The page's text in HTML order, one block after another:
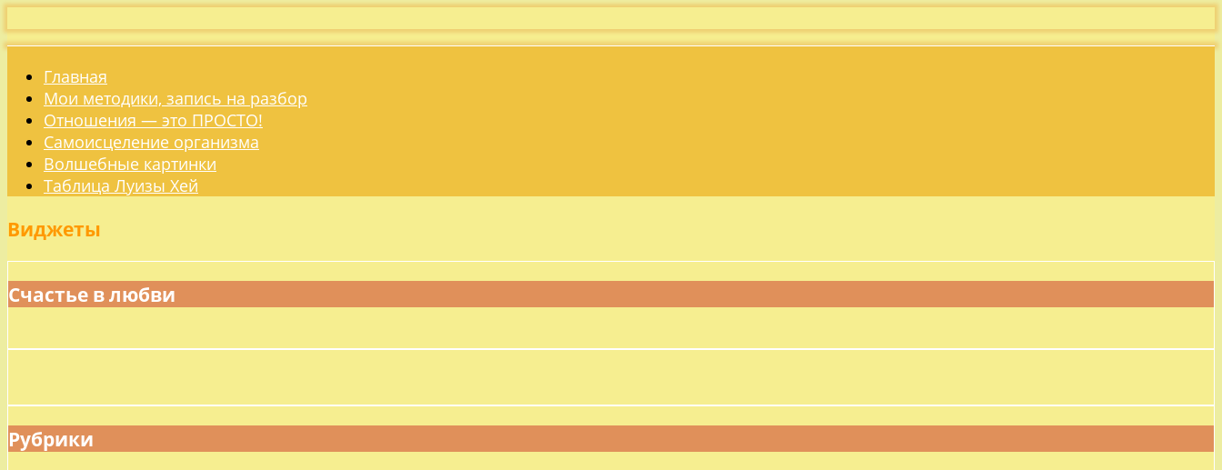
Главная
Мои методики, запись на разбор
Отношения — это ПРОСТО!
Самоисцеление организма
Волшебные картинки
Таблица Луизы Хей
Виджеты
Счастье в любви
Рубрики